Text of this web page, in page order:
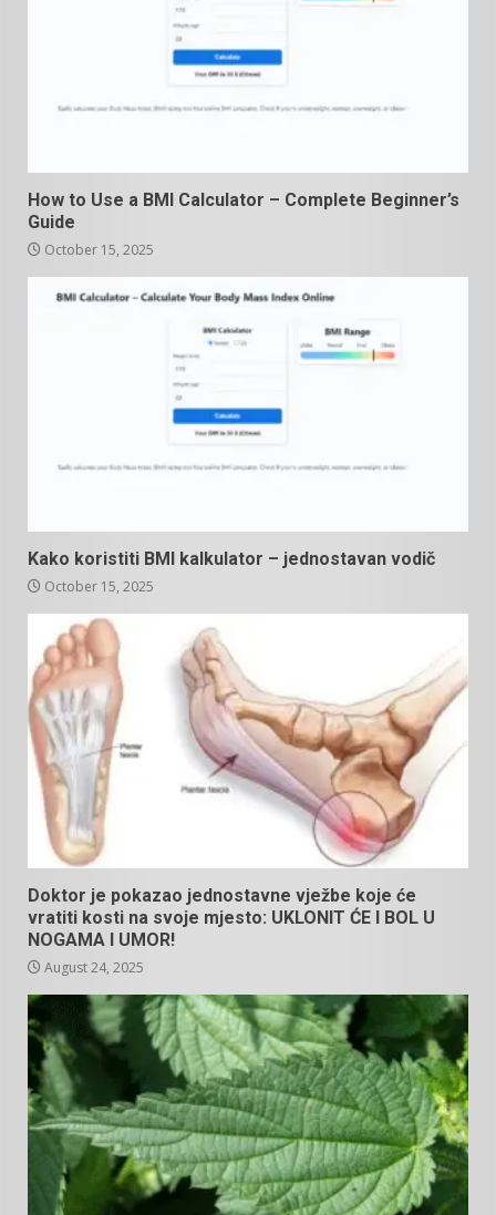
How to Use a BMI Calculator – Complete Beginner’s
Guide
October 15, 2025
Kako koristiti BMI kalkulator – jednostavan vodič
October 15, 2025
Doktor je pokazao jednostavne vježbe koje će
vratiti kosti na svoje mjesto: UKLONIT ĆE I BOL U
NOGAMA I UMOR!
August 24, 2025